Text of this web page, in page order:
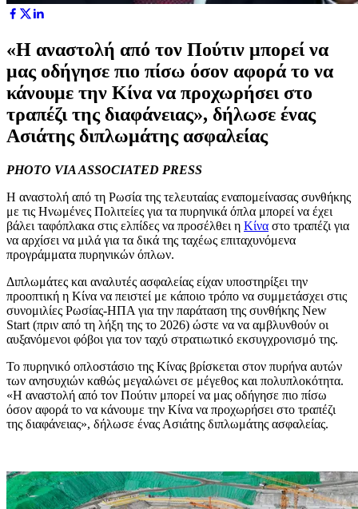
«Η αναστολή από τον Πούτιν μπορεί να
μας οδήγησε πιο πίσω όσον αφορά το να
κάνουμε την Κίνα να προχωρήσει στο
τραπέζι της διαφάνειας», δήλωσε ένας
Ασιάτης διπλωμάτης ασφαλείας
PHOTO VIA ASSOCIATED PRESS
Η αναστολή από τη Ρωσία της τελευταίας εναπομείνασας συνθήκης
με τις Ηνωμένες Πολιτείες για τα πυρηνικά όπλα μπορεί να έχει
βάλει ταφόπλακα στις ελπίδες να προσέλθει η Κίνα στο τραπέζι για
να αρχίσει να μιλά για τα δικά της ταχέως επιταχυνόμενα
προγράμματα πυρηνικών όπλων.
Διπλωμάτες και αναλυτές ασφαλείας είχαν υποστηρίξει την
προοπτική η Κίνα να πειστεί με κάποιο τρόπο να συμμετάσχει στις
συνομιλίες Ρωσίας-ΗΠΑ για την παράταση της συνθήκης New
Start (πριν από τη λήξη της το 2026) ώστε να να αμβλυνθούν οι
αυξανόμενοι φόβοι για τον ταχύ στρατιωτικό εκσυγχρονισμό της.
Το πυρηνικό οπλοστάσιο της Κίνας βρίσκεται στον πυρήνα αυτών
των ανησυχιών καθώς μεγαλώνει σε μέγεθος και πολυπλοκότητα.
«Η αναστολή από τον Πούτιν μπορεί να μας οδήγησε πιο πίσω
όσον αφορά το να κάνουμε την Κίνα να προχωρήσει στο τραπέζι
της διαφάνειας», δήλωσε ένας Ασιάτης διπλωμάτης ασφαλείας.